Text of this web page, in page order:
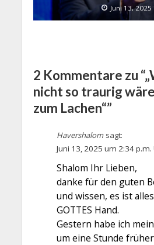
Juni 13, 2025
2 Kommentare zu
nicht so traurig
zum Lachen“”
Havershalom sagt:
Juni 13, 2025 um 2:34 p.m.
Shalom Ihr Lieben,
danke für den guten
und wissen, es ist
GOTTES Hand.
Gestern habe ich
um eine Stunde